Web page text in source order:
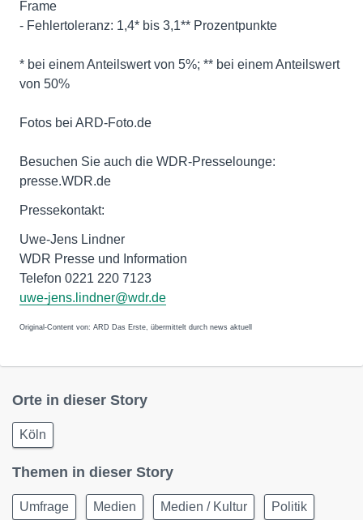
Frame
- Fehlertoleranz: 1,4* bis 3,1** Prozentpunkte
* bei einem Anteilswert von 5%; ** bei einem Anteilswert
von 50%
Fotos bei ARD-Foto.de
Besuchen Sie auch die WDR-Presselounge:
Pressekontakt:
Uwe-Jens Lindner
WDR Presse und Information
Telefon 0221 220 7123
uwe-jens.lindner@wdr.de
Original-Content von: ARD Das Erste, übermittelt durch news aktuell
Orte in dieser Story
Köln
Themen in dieser Story
Umfrage Medien Medien / Kultur Politik